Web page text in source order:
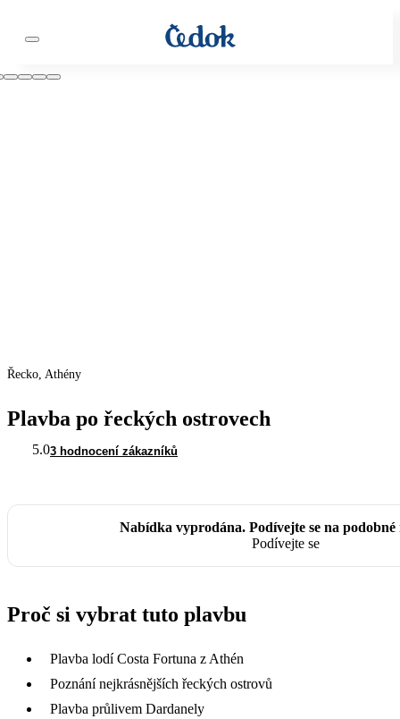
Řecko, Athény
Plavba po řeckých ostrovech
5.03 hodnocení zákazníků
Nabídka vyprodána. Podívejte se na
Podívejte se
Proč si vybrat tuto plavbu
Plavba lodí Costa Fortuna z Athén
Poznání nejkrásnějších řeckých ostrovů
Plavba průlivem Dardanely